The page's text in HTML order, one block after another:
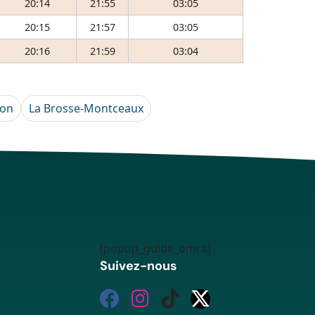
20:14 21:55
03:05
20:15
21:57
03:05
20:16
21:59 03:04
La Brosse-Montceaux
[popup_guide_omra]
Suivez-nous